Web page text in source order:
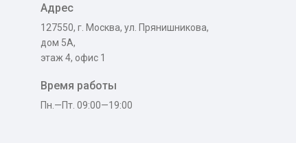
Адрес
127550, г. Москва, ул. Прянишникова,
дом 5А,
этаж 4, офис 1
Время работы
Пн.—Пт. 09:00—19:00